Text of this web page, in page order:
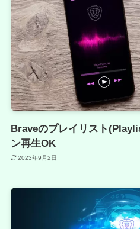
Braveのプレイリスト
ン再生OK
2023年9月2日